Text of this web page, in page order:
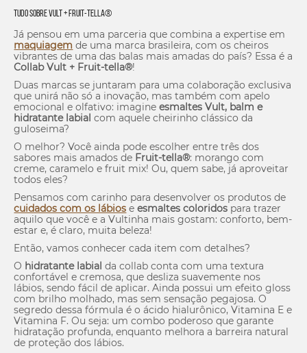
Tudo sobre Vult + Fruit-tella®
Já pensou em uma parceria que combina a expertise em
maquiagem de uma marca brasileira, com os cheiros
vibrantes de uma das balas mais amadas do país? Essa é a
Collab Vult + Fruit-tella®!
Duas marcas se juntaram para uma colaboração exclusiva
que unirá não só a inovação, mas também com apelo
emocional e olfativo: imagineesmaltes Vult, balm e
hidratante labial com aquele cheirinho clássico da
guloseima?
O melhor? Você ainda pode escolher entre três dos
sabores mais amados de Fruit-tella®: morango com
creme, caramelo e fruit mix! Ou, quem sabe, já aproveitar
todos eles?
Pensamos com carinho para desenvolver os produtos de
cuidados com os lábios eesmaltes coloridos para trazer
aquilo que você e a Vultinha mais gostam: conforto, bem-
estar e, é claro, muita beleza!
Então, vamos conhecer cada item com detalhes?
O hidratante labial da collab conta com uma textura
confortável e cremosa, que desliza suavemente nos
lábios, sendo fácil de aplicar. Ainda possui um efeitogloss
com brilho molhado, mas sem sensação pegajosa. O
segredo dessa fórmula é o ácido hialurônico, Vitamina E e
Vitamina F. Ou seja: um combo poderoso que garante
hidratação profunda, enquanto melhora a barreira natural
de proteção dos lábios.